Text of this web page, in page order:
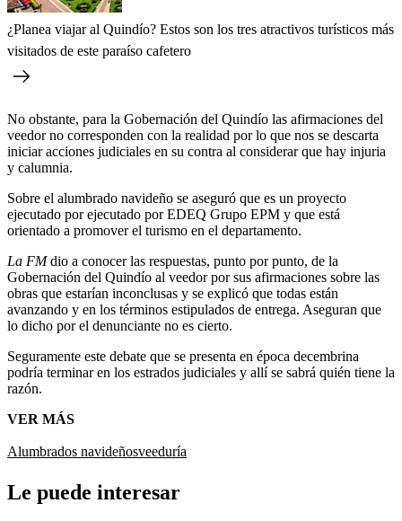
¿Planea viajar al Quindío? Estos son los tres atractivos turísticos más
visitados de este paraíso cafetero
No obstante, para la Gobernación del Quindío las afirmaciones del
veedor no corresponden con la realidad por lo que nos se descarta
iniciar acciones judiciales en su contra al considerar que hay injuria
y calumnia.
Sobre el alumbrado navideño se aseguró que es un proyecto
ejecutado por ejecutado por EDEQ Grupo EPM y que está
orientado a promover el turismo en el departamento.
La FMdio a conocer las respuestas, punto por punto, de la
Gobernación del Quindío al veedor por sus afirmaciones sobre las
obras que estarían inconclusas y se explicó que todas están
avanzando y en los términos estipulados de entrega. Aseguran que
lo dicho por el denunciante no es cierto.
Seguramente este debate que se presenta en época decembrina
podría terminar en los estrados judiciales y allí se sabrá quién tiene la
razón.
VER MÁS
Alumbrados navideñosveeduría
Le puede interesar